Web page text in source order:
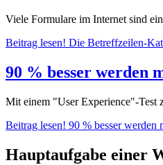
Viele Formulare im Internet sind
Beitrag lesen! Die Betreffzeilen-
90 % besser werden
Mit einem "User Experience"-Test
Beitrag lesen! 90 % besser werden
Hauptaufgabe einer